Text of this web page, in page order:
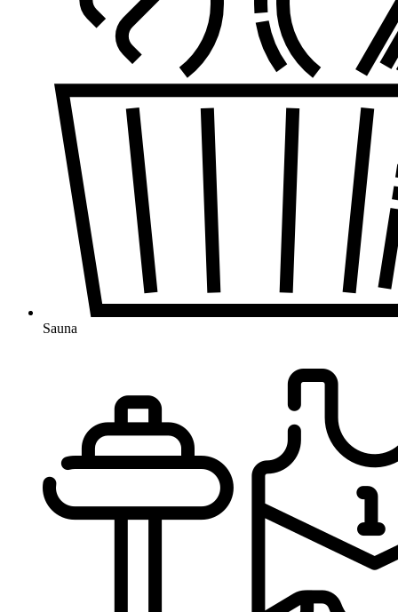
Sauna